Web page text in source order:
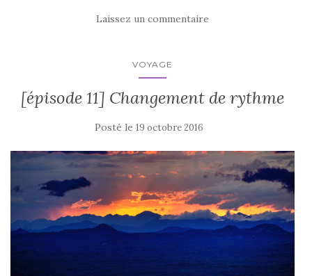
Laissez un commentaire
VOYAGE
[épisode 11] Changement de rythme
Posté le 19 octobre 2016